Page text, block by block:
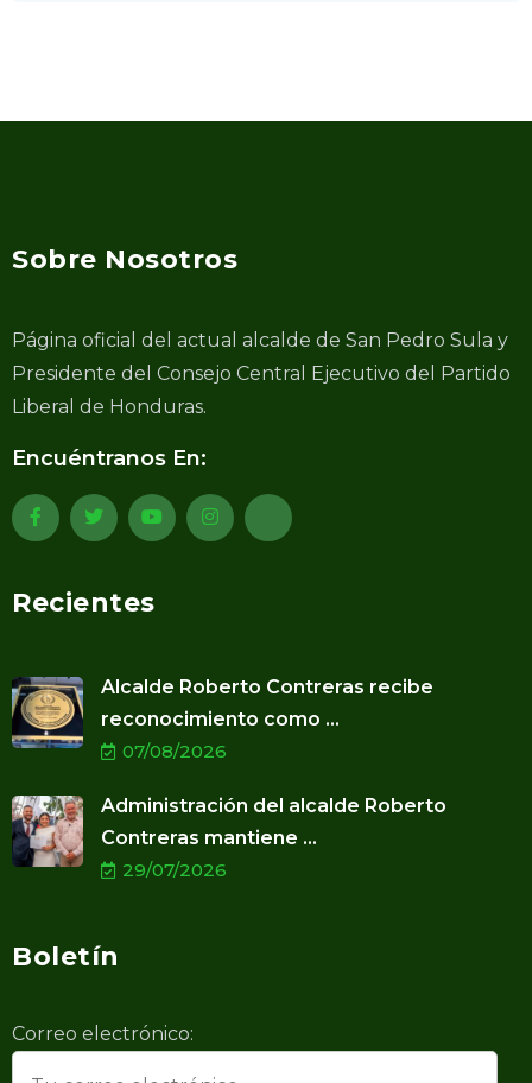
Sobre Nosotros
Página oficial del actual alcalde de San Pedro Sula y
Presidente del Consejo Central Ejecutivo del Partido
Liberal de Honduras.
Encuéntranos En:
Recientes
Alcalde Roberto Contreras recibe
reconocimiento como ...
07/08/2026
Administración del alcalde Roberto
Contreras mantiene ...
29/07/2026
Boletín
Correo electrónico: